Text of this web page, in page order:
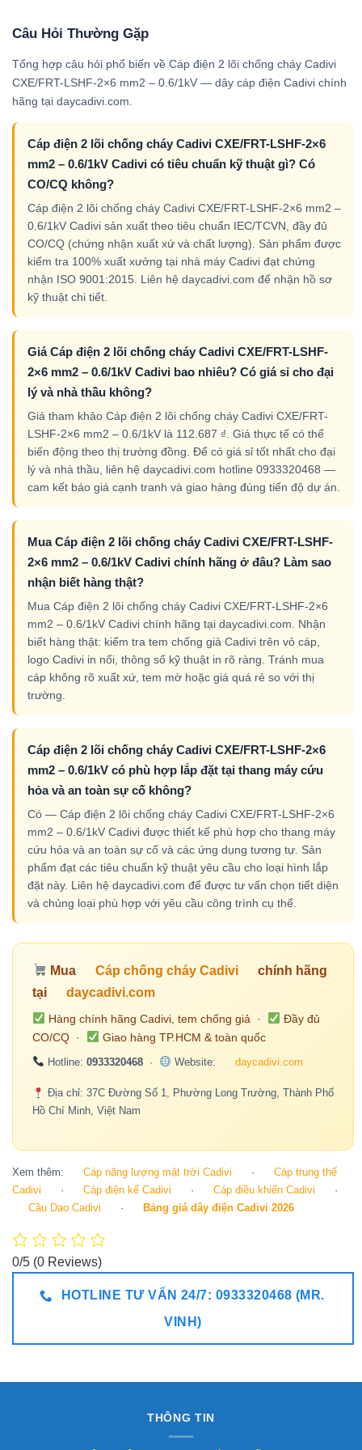
Câu Hỏi Thường Gặp
Tổng hợp câu hỏi phổ biến về Cáp điện 2 lõi chống cháy Cadivi
CXE/FRT-LSHF-2×6 mm2 – 0.6/1kV — dây cáp điện Cadivi chính
hãng tại daycadivi.com.
Cáp điện 2 lõi chống cháy Cadivi CXE/FRT-LSHF-2×6
mm2 – 0.6/1kV Cadivi có tiêu chuẩn kỹ thuật gì? Có
CO/CQ không?
Cáp điện 2 lõi chống cháy Cadivi CXE/FRT-LSHF-2×6 mm2 –
0.6/1kV Cadivi sản xuất theo tiêu chuẩn IEC/TCVN, đầy đủ
CO/CQ (chứng nhận xuất xứ và chất lượng). Sản phẩm được
kiểm tra 100% xuất xưởng tại nhà máy Cadivi đạt chứng
nhận ISO 9001:2015. Liên hệ daycadivi.com để nhận hồ sơ
kỹ thuật chi tiết.
Giá Cáp điện 2 lõi chống cháy Cadivi CXE/FRT-LSHF-
2×6 mm2 – 0.6/1kV Cadivi bao nhiêu? Có giá sỉ cho đại
lý và nhà thầu không?
Giá tham khảo Cáp điện 2 lõi chống cháy Cadivi CXE/FRT-
LSHF-2×6 mm2 – 0.6/1kV là 112.687 ₫. Giá thực tế có thể
biến động theo thị trường đồng. Để có giá sỉ tốt nhất cho đại
lý và nhà thầu, liên hệ daycadivi.com hotline 0933320468 —
cam kết báo giá cạnh tranh và giao hàng đúng tiến độ dự án.
Mua Cáp điện 2 lõi chống cháy Cadivi CXE/FRT-LSHF-
2×6 mm2 – 0.6/1kV Cadivi chính hãng ở đâu? Làm sao
nhận biết hàng thật?
Mua Cáp điện 2 lõi chống cháy Cadivi CXE/FRT-LSHF-2×6
mm2 – 0.6/1kV Cadivi chính hãng tại daycadivi.com. Nhận
biết hàng thật: kiểm tra tem chống giả Cadivi trên vỏ cáp,
logo Cadivi in nổi, thông số kỹ thuật in rõ ràng. Tránh mua
cáp không rõ xuất xứ, tem mờ hoặc giá quá rẻ so với thị
trường.
Cáp điện 2 lõi chống cháy Cadivi CXE/FRT-LSHF-2×6
mm2 – 0.6/1kV có phù hợp lắp đặt tại thang máy cứu
hỏa và an toàn sự cố không?
Có — Cáp điện 2 lõi chống cháy Cadivi CXE/FRT-LSHF-2×6
mm2 – 0.6/1kV Cadivi được thiết kế phù hợp cho thang máy
cứu hỏa và an toàn sự cố và các ứng dụng tương tự. Sản
phẩm đạt các tiêu chuẩn kỹ thuật yêu cầu cho loại hình lắp
đặt này. Liên hệ daycadivi.com để được tư vấn chọn tiết diện
và chủng loại phù hợp với yêu cầu công trình cụ thể.
Mua Cáp chống cháy Cadivi
chính hãng
tại
daycadivi.com
Hàng chính hãng Cadivi, tem chống giả ·
Đầy đủ
CO/CQ ·
Giao hàng TP.HCM & toàn quốc
Hotline: 0933320468· Website: daycadivi.com
Địa chỉ: 37C Đường Số 1, Phường Long Trường, Thành Phố
Hồ Chí Minh, Việt Nam
Xem thêm: Cáp năng lượng mặt trời Cadivi ·
Cáp trung thế
Cadivi
· Cáp điện kế Cadivi · Cáp điều khiển Cadivi
·
Cầu Dao Cadivi
· Bảng giá dây điện Cadivi 2026
0/5 (0 Reviews)
HOTLINE TƯ VẤN 24/7: 0933320468 (MR.
VINH)
THÔNG TIN